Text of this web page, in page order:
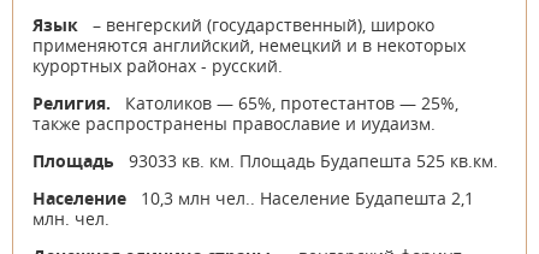
Язык – венгерский (государственный), широко
применяются английский, немецкий и в некоторых
курортных районах - русский.
Религия.
Католиков — 65%, протестантов — 25%,
также распространены православие и иудаизм.
Площадь
93033 кв. км. Площадь Будапешта 525 кв.км.
Население 10,3 млн чел.. Население Будапешта 2,1
млн. чел.